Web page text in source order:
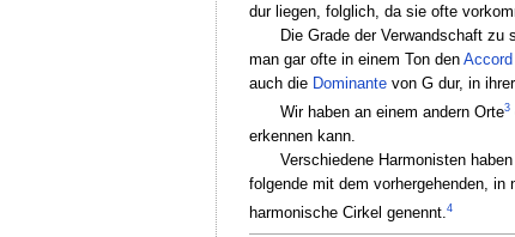
dur liegen, folglich, da sie ofte
Die Grade der Verwandschaft
man gar ofte in einem Ton den Accord
auch die Dominantevon G dur, in ihrer
Wir haben an einem andern Orte3
erkennen kann.
Verschiedene Harmonisten
folgende mit dem vorhergehenden,
harmonische Cirkel genennt.4